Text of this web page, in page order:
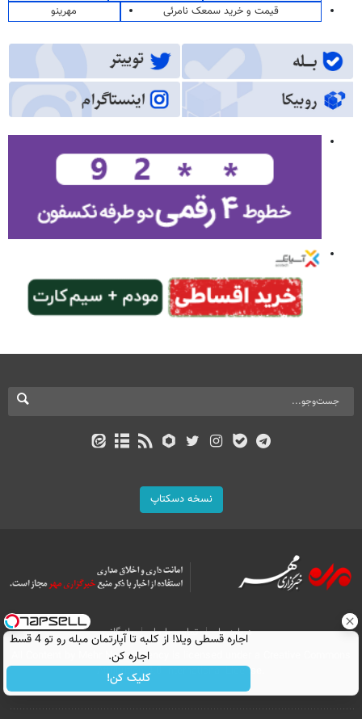
قیمت و خرید سمعک نامرئی
مهرینو
نسخه دسکتاپ
درباره ما تماس با ما
بازرگانی
All Content by Mehr News Agency is licensed under a Creative Commons
Attribution 4.0 International License.
اجاره‌ قسطی ویلا! از کلبه تا آپارتمان مبله رو تو 4 قسط
اجاره کن.
کلیک کن!